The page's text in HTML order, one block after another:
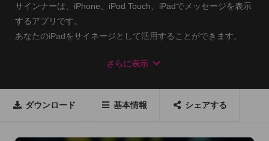
サインナーは、iPhone、iPod Touch、iPadでメッセージを表示
するアプリです。
あなたのiPadをサイネージとして活用することができます。
インをメッセージとして表示することができます。
さらに表示
ダウンロード 基本情報 シェアする